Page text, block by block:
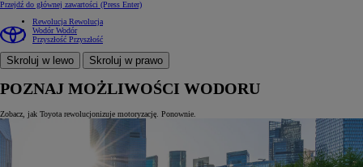
Przejdź do głównej zawartości (Press Enter)
Rewolucja Rewolucja
WodórWodór
Przyszłość Przyszłość
Skroluj w lewo Skroluj w prawo
POZNAJ MOŻLIWOŚCI WODORU
Zobacz, jak Toyota rewolucjonizuje motoryzację. Ponownie.